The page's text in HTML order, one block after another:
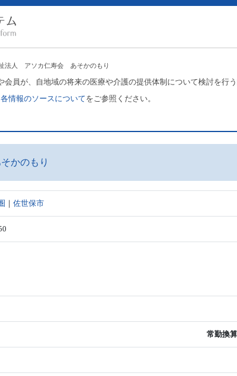
法人 アソカ仁寿会 あそかのもり
会員が、自地域の将来の医療や介護の提供体制について検討を
各情報のソースについてをご参照ください。
かのもり
｜佐世保市
常勤換